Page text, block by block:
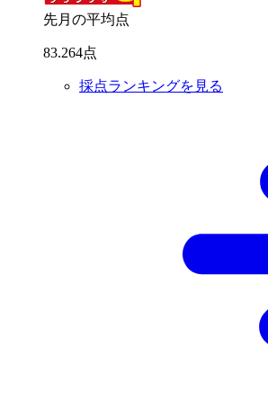
先月の平均点
83.264点
採点ランキングを見る